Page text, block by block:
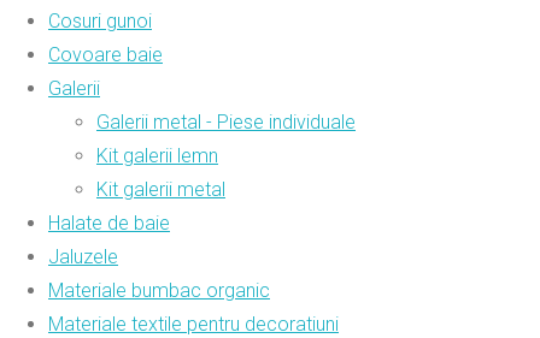
Cosuri gunoi
Covoare baie
Galerii
Galerii metal - Piese individuale
Kit galerii lemn
Kit galerii metal
Halate de baie
Jaluzele
Materiale bumbac organic
Materiale textile pentru decoratiuni